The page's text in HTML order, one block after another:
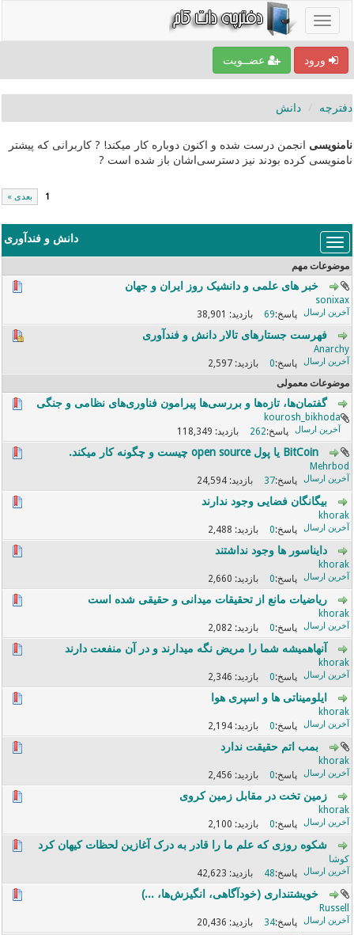
ورود عضــویت
دفترچه دانش
نامنویسی انجمن درست شده و اکنون دوباره کار میکند! ? کاربرانی که پیشتر
نامنویسی کرده بودند نیز دسترسی‌اشان باز شده است ?
1 بعدی »
دانش و فندآوری
موضوعات مهم
خبر های علمی و دانشیک روز ایران و جهان
sonixax
69
فهرست جستارهای تالار دانش و فندآوری
Anarchy
0
2,597
موضوعات معمولی
گفتمان‌ها، تازه‌ها و بررسی‌ها پیرامون فناوری‌های نظامی و جنگی
kourosh_bikhoda
262
BitCoin یا پول open source چیست و چگونه کار میکند.
Mehrbod
37
24,594
بیگانگان فضایی وجود ندارند
khorak
0
دایناسور ها وجود نداشتند
khorak
0
ریاضیات مانع از تحقیقات میدانی و حقیقی شده است
khorak
0
آنهاهمیشه شما را مریض نگه میدارند و در آن منفعت دارند
khorak
0
ایلومیناتی ها و اسپری هوا
khorak
0
2,194
بمب اتم حقیقت ندارد
khorak
0
زمین تخت در مقابل زمین کروی
khorak
0
شکوه روزی که علم ما را قادر به درک آغازین لحظات کیهان کرد
کوشا
48
خویشتنداری (خودآگاهی، انگیزش‌ها، ...)
Russell
34